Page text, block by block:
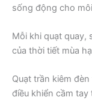
sống động cho
Mỗi khi quạt quay,
của thời tiết mùa
Quạt trần kiêm
điều khiển cầm tay